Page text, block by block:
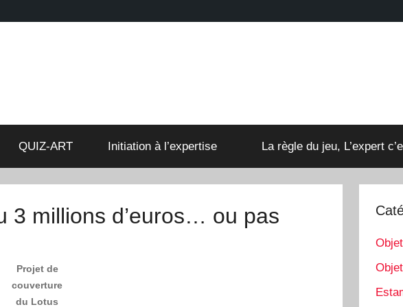
QUIZ-ART Initiation à l’expertise La règle du jeu, L’expert
3 millions d’euros… ou pas
Projet de
couverture
du Lotus